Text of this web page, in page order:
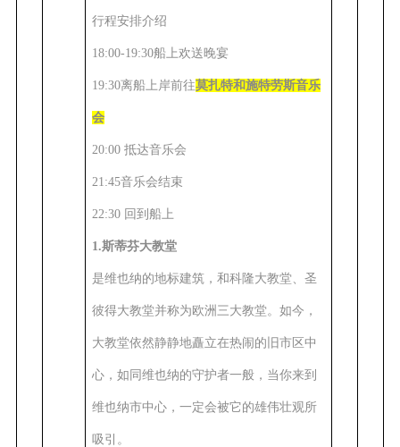
行程安排介绍
18:00-19:30船上欢送晚宴
19:30离船上岸前往莫扎特和施特劳斯音乐
会
20:00 抵达音乐会
21:45音乐会结束
22:30 回到船上
1.斯蒂芬大教堂
是维也纳的地标建筑，和科隆大教堂、圣
彼得大教堂并称为欧洲三大教堂。如今，
大教堂依然静静地矗立在热闹的旧市区中
心，如同维也纳的守护者一般，当你来到
维也纳市中心，一定会被它的雄伟壮观所
吸引。